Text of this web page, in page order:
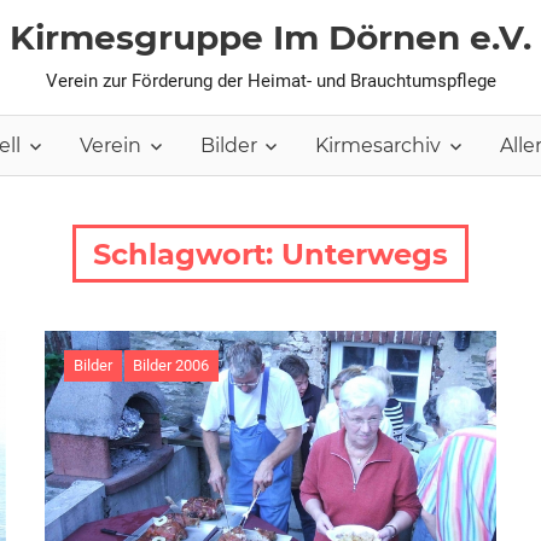
Kirmesgruppe Im Dörnen e.V.
Verein zur Förderung der Heimat- und Brauchtumspflege
Verein Bilder Kirmesarchiv
Schlagwort: Unterwegs
Bilder Bilder 2006